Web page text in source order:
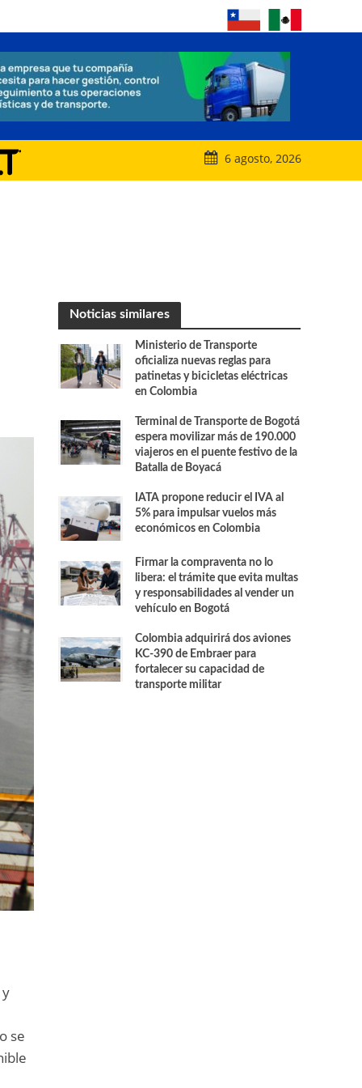
6 agosto, 2026
se
Noticias similares
Ministerio de Transporte
oficializa nuevas reglas para
patinetas y bicicletas eléctricas
en Colombia
Terminal de Transporte de Bogotá
espera movilizar más de 190.000
viajeros en el puente festivo de la
Batalla de Boyacá
IATA propone reducir el IVA al
5% para impulsar vuelos más
económicos en Colombia
Firmar la compraventa no lo
libera: el trámite que evita multas
y responsabilidades al vender un
vehículo en Bogotá
Colombia adquirirá dos aviones
KC-390 de Embraer para
fortalecer su capacidad de
transporte militar